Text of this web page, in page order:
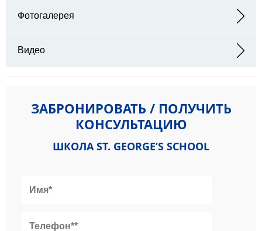
Фотогалерея
Видео
ЗАБРОНИРОВАТЬ / ПОЛУЧИТЬ
КОНСУЛЬТАЦИЮ
ШКОЛА ST. GEORGE’S SCHOOL